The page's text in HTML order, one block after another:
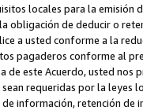
locales para la emisión
obligación de deducir o
a usted conforme a la
pagaderos conforme al
de este Acuerdo, usted
requeridas por la leyes
información, retención de